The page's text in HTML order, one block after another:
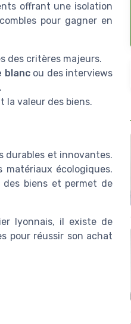
offrant une isolation
pour gagner en
des critères majeurs.
blancou des interviews
la valeur des biens.
durables et innovantes.
écologiques.
biens et permet de
lyonnais, il existe de
pour réussir son achat